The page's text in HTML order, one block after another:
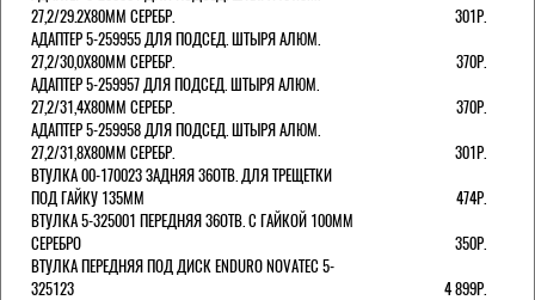
27,2/29.2Х80ММ СЕРЕБР.
301Р.
АДАПТЕР 5-259955 ДЛЯ ПОДСЕД. ШТЫРЯ АЛЮМ.
27,2/30,0Х80ММ СЕРЕБР.
370Р.
АДАПТЕР 5-259957 ДЛЯ ПОДСЕД. ШТЫРЯ АЛЮМ.
27,2/31,4Х80ММ СЕРЕБР.
370Р.
АДАПТЕР 5-259958 ДЛЯ ПОДСЕД. ШТЫРЯ АЛЮМ.
27,2/31,8Х80ММ СЕРЕБР.
301Р.
ВТУЛКА 00-170023 ЗАДНЯЯ 36ОТВ. ДЛЯ ТРЕЩЕТКИ
ПОД ГАЙКУ 135ММ
474Р.
ВТУЛКА 5-325001 ПЕРЕДНЯЯ 36ОТВ. С ГАЙКОЙ 100ММ
СЕРЕБРО
350Р.
ВТУЛКА ПЕРЕДНЯЯ ПОД ДИСК ENDURO NOVATEC 5-
325123
4 899Р.